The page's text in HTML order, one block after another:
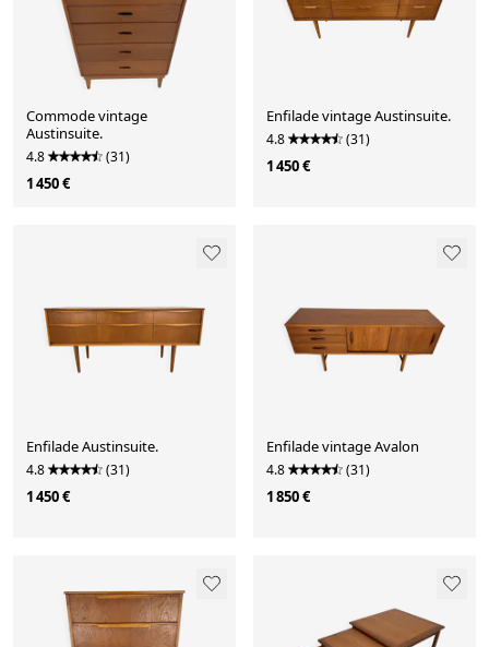
Commode vintage
Austinsuite.
4.8 (31)
1 450 €
Enfilade vintage Austinsuite.
4.8 (31)
1 450 €
Enfilade Austinsuite.
4.8 (31)
1 450 €
Enfilade vintage Avalon
4.8 (31)
1 850 €